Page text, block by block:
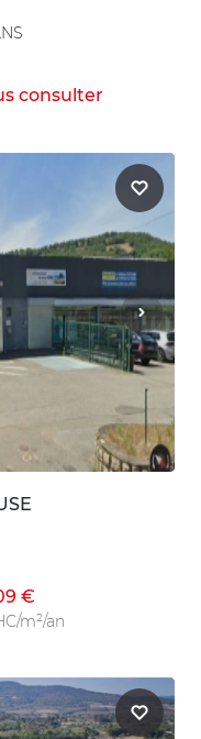
consulter
€
m²/an